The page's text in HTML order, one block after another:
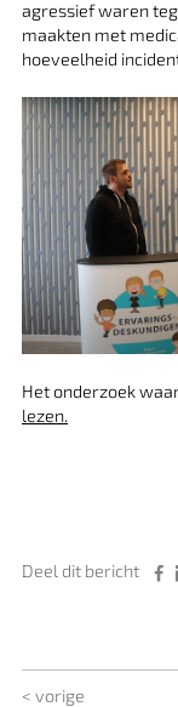
agressief waren
maakten met
hoeveelheid
Het onderzoek
lezen.
Deel dit bericht
< vorige